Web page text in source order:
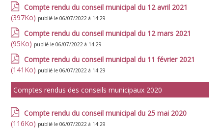
Compte rendu du conseil municipal du 12 avril 2021
(397Ko) publié le 06/07/2022 à 14:29
Compte rendu du conseil municipal du 12 mars 2021
(95Ko) publié le 06/07/2022 à 14:29
Compte rendu du conseil municipal du 11 février 2021
(141Ko) publié le 06/07/2022 à 14:29
Comptes rendus des conseils municipaux 2020
Compte rendu du conseil municipal du 25 mai 2020
(116Ko) publié le 06/07/2022 à 14:29